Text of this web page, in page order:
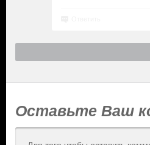
Оставьте Ваш